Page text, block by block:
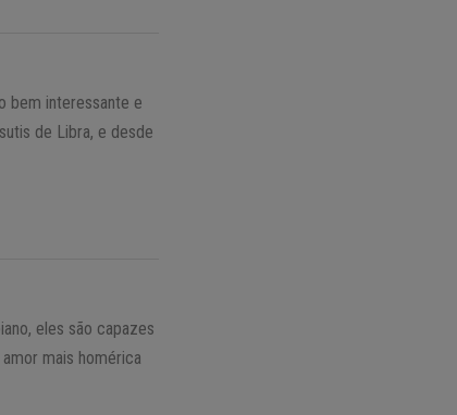
bem interessante e
de Libra, e desde
eles são capazes
mais homérica